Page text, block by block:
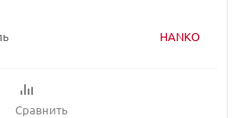
HANKO
Сравнить